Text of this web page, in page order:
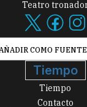
Teatro
AÑADIR COMO
Tiempo
Tiempo
Contacto